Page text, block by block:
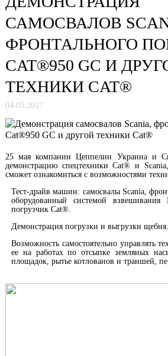
САМОСВАЛОВ
ФРОНТАЛЬНОГО
CAT®950 GC И
ТЕХНИКИ CAT®
04.05.2017
25 мая компании Цеппелин Украина и
демонстрацию спецтехники Cat® и
сможет ознакомиться с возможностями
Тест-драйв машин: самосвалы Scania,
оборудованный системой взвешивания
погрузчик Cat®.
Демонстрация погрузки и выгрузки щебня.
Возможность самостоятельно управлять
ее на работах по отсыпке земляных
площадок, рытье котлованов и траншей,